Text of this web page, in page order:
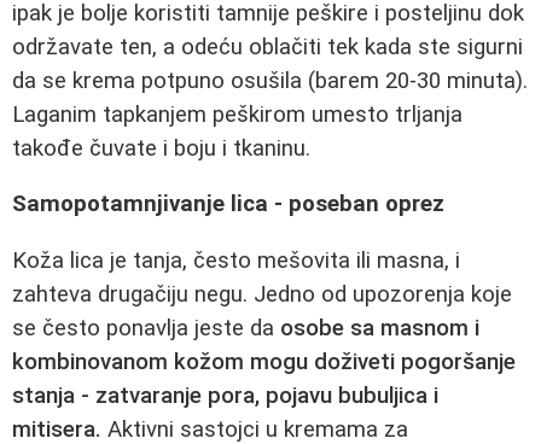
ipak je bolje koristiti tamnije peškire i posteljinu dok
održavate ten, a odeću oblačiti tek kada ste sigurni
da se krema potpuno osušila (barem 20-30 minuta).
Laganim tapkanjem peškirom umesto trljanja
takođe čuvate i boju i tkaninu.
Samopotamnjivanje lica - poseban oprez
Koža lica je tanja, često mešovita ili masna, i
zahteva drugačiju negu. Jedno od upozorenja koje
se često ponavlja jeste da osobe sa masnom i
kombinovanom kožom mogu doživeti pogoršanje
stanja - zatvaranje pora, pojavu bubuljica i
mitisera. Aktivni sastojci u kremama za